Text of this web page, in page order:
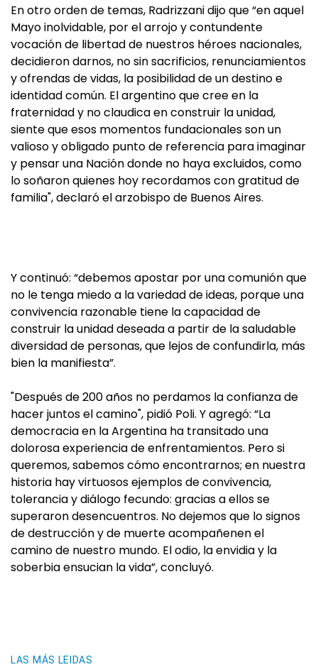
En otro orden de temas, Radrizzani dijo que “en aquel
Mayo inolvidable, por el arrojo y contundente
vocación de libertad de nuestros héroes nacionales,
decidieron darnos, no sin sacrificios, renunciamientos
y ofrendas de vidas, la posibilidad de un destino e
identidad común. El argentino que cree en la
fraternidad y no claudica en construir la unidad,
siente que esos momentos fundacionales son un
valioso y obligado punto de referencia para imaginar
y pensar una Nación donde no haya excluidos, como
lo soñaron quienes hoy recordamos con gratitud de
familia", declaró el arzobispo de Buenos Aires.
Y continuó: “debemos apostar por una comunión que
no le tenga miedo a la variedad de ideas, porque una
convivencia razonable tiene la capacidad de
construir la unidad deseada a partir de la saludable
diversidad de personas, que lejos de confundirla, más
bien la manifiesta”.
"Después de 200 años no perdamos la confianza de
hacer juntos el camino", pidió Poli. Y agregó: “La
democracia en la Argentina ha transitado una
dolorosa experiencia de enfrentamientos. Pero si
queremos, sabemos cómo encontrarnos; en nuestra
historia hay virtuosos ejemplos de convivencia,
tolerancia y diálogo fecundo: gracias a ellos se
superaron desencuentros. No dejemos que lo signos
de destrucción y de muerte acompañenen el
camino de nuestro mundo. El odio, la envidia y la
soberbia ensucian la vida”, concluyó.
LAS MÁS LEIDAS